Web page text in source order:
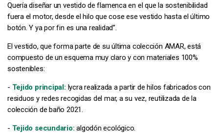
Quería diseñar un vestido de flamenca en el que la sostenibilidad
fuera el motor, desde el hilo que cose ese vestido hasta el último
botón. Y ya por fin es una realidad”.
El vestido, que forma parte de su última colección AMAR, está
compuesto de un esquema muy claro y con materiales 100%
sostenibles:
- Tejido principal: lycra realizada a partir de hilos fabricados con
residuos y redes recogidas del mar, a su vez, reutilizada de la
colección de baño 2021.
- Tejido secundario: algodón ecológico.